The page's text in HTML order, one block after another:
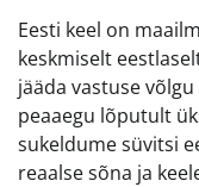
Eesti keel on
keskmiselt
jääda vastuse
peaaegu lõputult
sukeldume süvitsi
reaalse sõna ja